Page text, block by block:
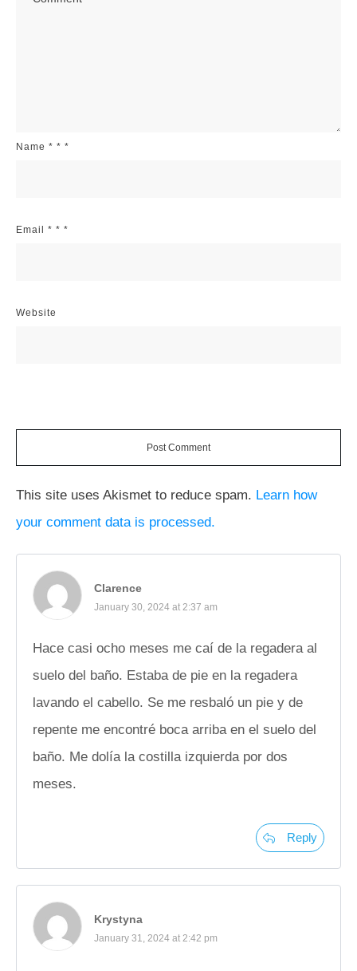
Name * * *
Email * * *
Website
Post Comment
This site uses Akismet to reduce spam. Learn how
your comment data is processed.
Clarence
January 30, 2024 at 2:37 am
Hace casi ocho meses me caí de la regadera al
suelo del baño. Estaba de pie en la regadera
lavando el cabello. Se me resbaló un pie y de
repente me encontré boca arriba en el suelo del
baño. Me dolía la costilla izquierda por dos
meses.
Reply
Krystyna
January 31, 2024 at 2:42 pm